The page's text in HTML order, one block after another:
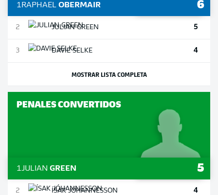
1RAPHAEL OBERMAIR 6
2 JULIANGREEN 5
3 DAVIESELKE 4
MOSTRAR LISTA COMPLETA
PENALES CONVERTIDOS
1JULIAN GREEN 5
2 ÍSAKJÓHANNESSON 4